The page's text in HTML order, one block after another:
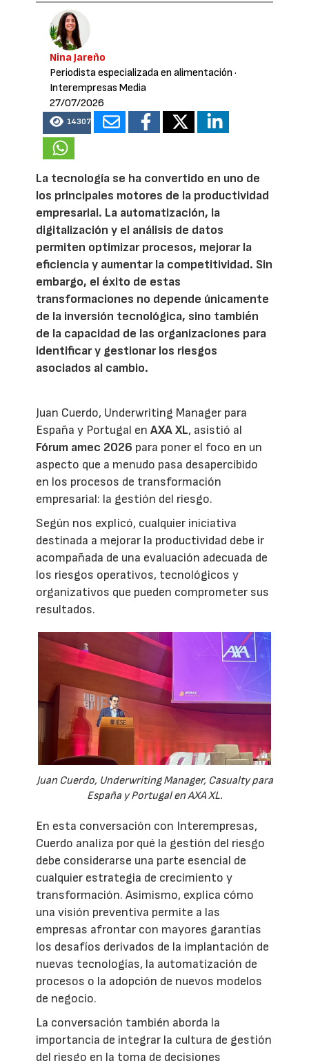
Nina Jareño
Periodista especializada en alimentación ·
Interempresas Media
27/07/2026
14307
La tecnología se ha convertido en uno de
los principales motores de la productividad
empresarial. La automatización, la
digitalización y el análisis de datos
permiten optimizar procesos, mejorar la
eficiencia y aumentar la competitividad. Sin
embargo, el éxito de estas
transformaciones no depende únicamente
de la inversión tecnológica, sino también
de la capacidad de las organizaciones para
identificar y gestionar los riesgos
asociados al cambio.
Juan Cuerdo, Underwriting Manager para
España y Portugal enAXA XL, asistió al
Fórum amec 2026 para poner el foco en un
aspecto que a menudo pasa desapercibido
en los procesos de transformación
empresarial: la gestión del riesgo.
Según nos explicó, cualquier iniciativa
destinada a mejorar la productividad debe ir
acompañada de una evaluación adecuada de
los riesgos operativos, tecnológicos y
organizativos que pueden comprometer sus
resultados.
Juan Cuerdo, Underwriting Manager, Casualty para
España y Portugal en AXA XL.
En esta conversación con Interempresas,
Cuerdo analiza por qué la gestión del riesgo
debe considerarse una parte esencial de
cualquier estrategia de crecimiento y
transformación. Asimismo, explica cómo
una visión preventiva permite a las
empresas afrontar con mayores garantías
los desafíos derivados de la implantación de
nuevas tecnologías, la automatización de
procesos o la adopción de nuevos modelos
de negocio.
La conversación también aborda la
importancia de integrar la cultura de gestión
del riesgo en la toma de decisiones